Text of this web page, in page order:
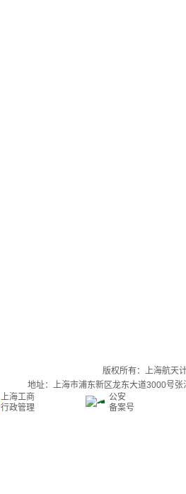
版权所有：上海航天
地址：上海市浦东新区龙东大道3000号
上海工商
行政管理
公安
备案号